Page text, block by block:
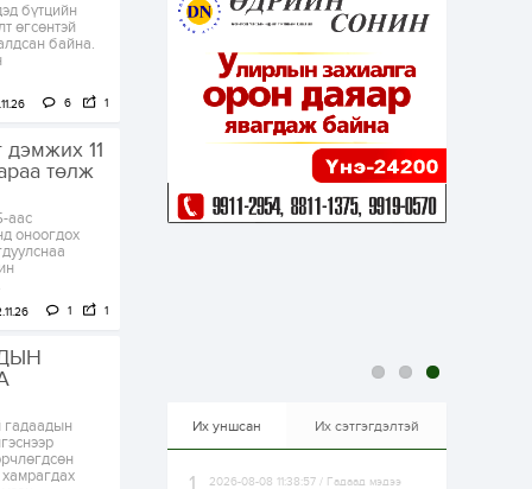
бүтцийн
өгсөнтэй
байна.
6 1
11
төлж
аас
оноогдох
1 1
гадаадын
Долдугаар сард
709.503 зөрчил
1 өдөр 0
Цалинтай ээжийн 50
мянган төгрөгийн
тэтгэмжийг 500
мянгад хүргэх
өргөдөлд санал авч
эхэлжээ
өсөж байна
1 өдөр 0
Их уншсан Их сэтгэгдэлтэй
2026-08-08 11:38:57 / Гадаад мэдээ